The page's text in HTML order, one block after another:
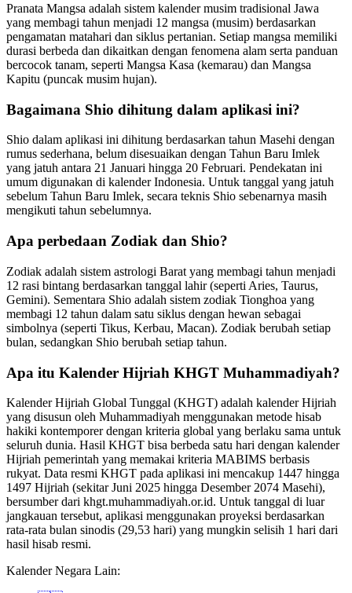
Pranata Mangsa adalah sistem kalender musim tradisional Jawa
yang membagi tahun menjadi 12 mangsa (musim) berdasarkan
pengamatan matahari dan siklus pertanian. Setiap mangsa memiliki
durasi berbeda dan dikaitkan dengan fenomena alam serta panduan
bercocok tanam, seperti Mangsa Kasa (kemarau) dan Mangsa
Kapitu (puncak musim hujan).
Bagaimana Shio dihitung dalam aplikasi ini?
Shio dalam aplikasi ini dihitung berdasarkan tahun Masehi dengan
rumus sederhana, belum disesuaikan dengan Tahun Baru Imlek
yang jatuh antara 21 Januari hingga 20 Februari. Pendekatan ini
umum digunakan di kalender Indonesia. Untuk tanggal yang jatuh
sebelum Tahun Baru Imlek, secara teknis Shio sebenarnya masih
mengikuti tahun sebelumnya.
Apa perbedaan Zodiak dan Shio?
Zodiak adalah sistem astrologi Barat yang membagi tahun menjadi
12 rasi bintang berdasarkan tanggal lahir (seperti Aries, Taurus,
Gemini). Sementara Shio adalah sistem zodiak Tionghoa yang
membagi 12 tahun dalam satu siklus dengan hewan sebagai
simbolnya (seperti Tikus, Kerbau, Macan). Zodiak berubah setiap
bulan, sedangkan Shio berubah setiap tahun.
Apa itu Kalender Hijriah KHGT Muhammadiyah?
Kalender Hijriah Global Tunggal (KHGT) adalah kalender Hijriah
yang disusun oleh Muhammadiyah menggunakan metode hisab
hakiki kontemporer dengan kriteria global yang berlaku sama untuk
seluruh dunia. Hasil KHGT bisa berbeda satu hari dengan kalender
Hijriah pemerintah yang memakai kriteria MABIMS berbasis
rukyat. Data resmi KHGT pada aplikasi ini mencakup 1447 hingga
1497 Hijriah (sekitar Juni 2025 hingga Desember 2074 Masehi),
bersumber dari khgt.muhammadiyah.or.id. Untuk tanggal di luar
jangkauan tersebut, aplikasi menggunakan proyeksi berdasarkan
rata-rata bulan sinodis (29,53 hari) yang mungkin selisih 1 hari dari
hasil hisab resmi.
Kalender Negara Lain: